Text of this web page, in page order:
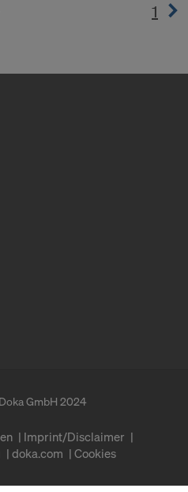
1
GmbH 2024
Imprint/Disclaimer
doka.com Cookies